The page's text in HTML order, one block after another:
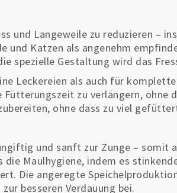
und Langeweile zu reduzieren –
und Katzen als angenehm
spezielle Gestaltung wird das
Leckereien als auch für
zu verlängern, ohne
ohne dass zu viel
und sanft zur Zunge – somit
Maulhygiene, indem es
Die angeregte
besseren Verdauung bei.